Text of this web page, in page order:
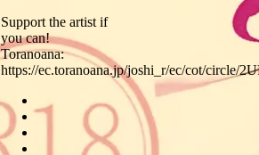
Support the artist if
you can!
Toranoana:
https://ec.toranoana.jp/joshi_r/ec/cot/circle/